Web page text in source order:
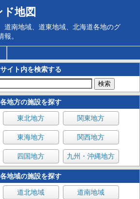
地図
道南地域、道東地域、北海道各地のグ
報。
サイト内を検索する
各地方の施設を探す
東北地方 関東地方
東海地方 関西地方
四国地方 九州・沖縄地方
各地域の施設を探す
道北地域 道南地域